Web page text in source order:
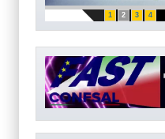
1 2 3 4